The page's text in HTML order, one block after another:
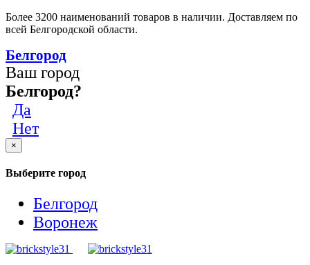
Более 3200 наименований товаров в наличии. Доставляем по
всей Белгородской области.
Белгород
Ваш город
Белгород?
Да
Нет
×
Выберите город
Белгород
Воронеж